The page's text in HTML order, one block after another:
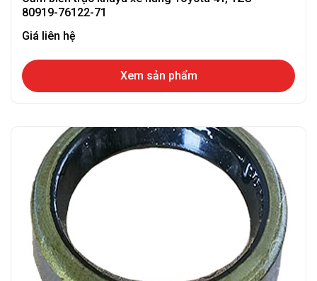
80919-76122-71
Giá liên hệ
Xem sản phẩm